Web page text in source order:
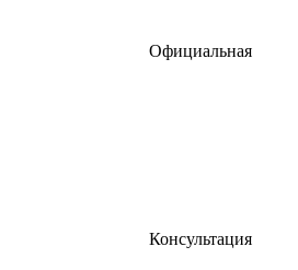
Официальная
Консультация